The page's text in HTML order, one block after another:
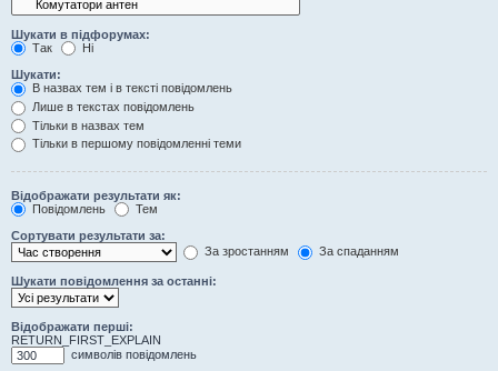
Шукати в підфорумах:
Так
Ні
Шукати:
В назвах тем і в тексті повідомлень
Лише в текстах повідомлень
Тільки в назвах тем
Тільки в першому повідомленні теми
Відображати результати як:
Повідомлень
Тем
Сортувати результати за:
За зростанням
За спаданням
Шукати повідомлення за останні:
Відображати перші:
RETURN_FIRST_EXPLAIN
символів повідомлень